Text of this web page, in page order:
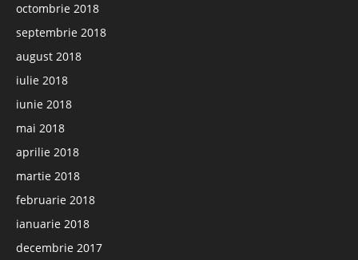
octombrie 2018
septembrie 2018
august 2018
iulie 2018
iunie 2018
mai 2018
aprilie 2018
martie 2018
februarie 2018
ianuarie 2018
decembrie 2017